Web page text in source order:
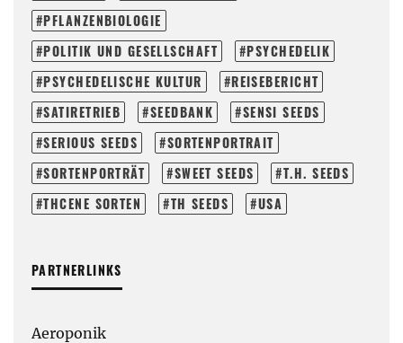
PFLANZENBIOLOGIE
POLITIK UND GESELLSCHAFT
PSYCHEDELIK
PSYCHEDELISCHE KULTUR
REISEBERICHT
SATIRETRIEB
SEEDBANK
SENSI SEEDS
SERIOUS SEEDS
SORTENPORTRAIT
SORTENPORTRÄT
SWEET SEEDS
T.H. SEEDS
THCENE SORTEN
TH SEEDS USA
PARTNERLINKS
Aeroponik